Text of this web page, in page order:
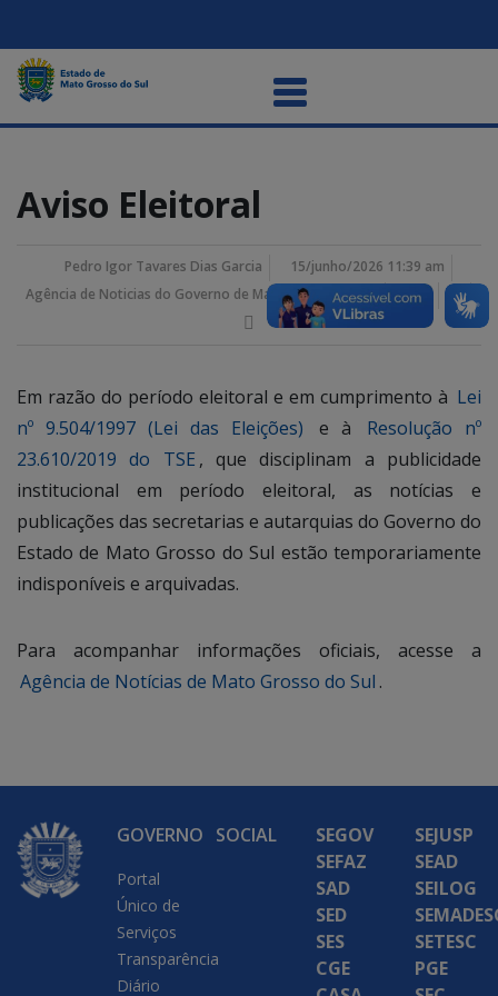
Aviso Eleitoral
Pedro Igor Tavares Dias Garcia
15/junho/2026 11:39 am
Agência de Noticias do Governo de Mato Grosso do Sul
Em razão do período eleitoral e em cumprimento à Lei
nº 9.504/1997 (Lei das Eleições)
e à
Resolução nº
23.610/2019 do TSE , que disciplinam a publicidade
institucional em período eleitoral, as notícias e
publicações das secretarias e autarquias do Governo do
Estado de Mato Grosso do Sul estão temporariamente
indisponíveis e arquivadas.
Para acompanhar informações oficiais, acesse a
Agência de Notícias de Mato Grosso do Sul .
GOVERNO
Portal
Único de
Serviços
Transparência
Diário
SOCIAL
SEGOV
SEFAZ
SAD
SED
SES
CGE
SEJUSP
SEAD
SEILOG
SETESC
PGE